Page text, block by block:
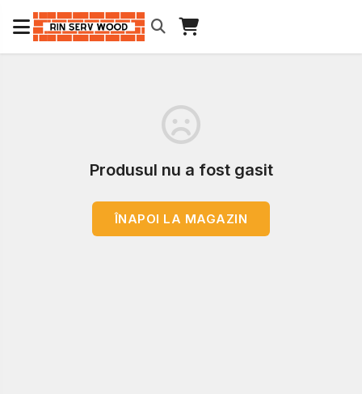
Produsul nu a fost gasit
ÎNAPOI LA MAGAZIN